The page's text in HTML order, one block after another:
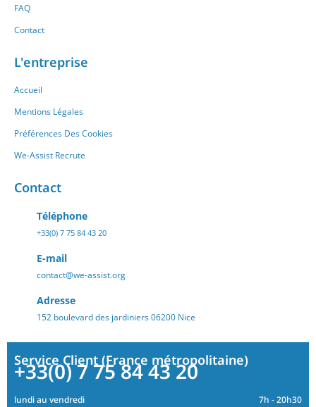
FAQ
Contact
L'entreprise
Accueil
Mentions Légales
Préférences Des Cookies
We-Assist Recrute
Contact
Téléphone
+33(0) 7 75 84 43 20
E-mail
contact@we-assist.org
Adresse
152 boulevard des jardiniers 06200 Nice
Service Client (France métropolitaine)
+33(0) 7 75 84 43 20
lundi au vendredi
7h - 20h30